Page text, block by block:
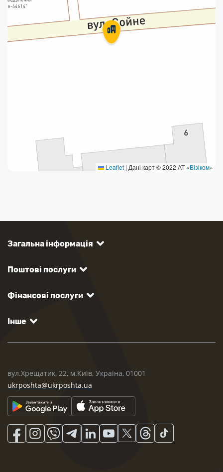
Leaflet | Дані карт © 2022 АТ «Візіком»
Загальна інформація
Поштові послуги
Фінансові послуги
Інше
вул.Хрещатик, 22, м.Київ, Україна, 01001
ukrposhta@ukrposhta.ua